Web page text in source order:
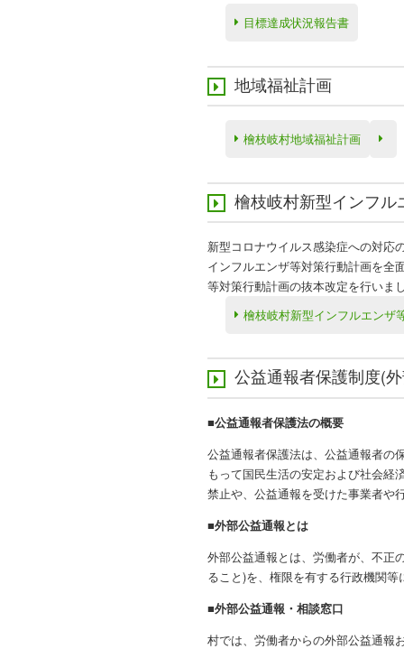
目標達成状況報告書
地域福祉計画
檜枝岐村地域福祉計画
檜枝岐村新型インフ
新型コロナウイルス感染症への対応
インフルエンザ等対策行動計画を全
等対策行動計画の抜本改定を行いま
檜枝岐村新型インフルエンザ
公益通報者保護制度(
■公益通報者保護法の概要
公益通報者保護法は、公益通報者の
もって国民生活の安定および社会経
禁止や、公益通報を受けた事業者や
■外部公益通報とは
外部公益通報とは、労働者が、不正
ること)を、権限を有する行政機関
■外部公益通報・相談窓口
村では、労働者からの外部公益通報